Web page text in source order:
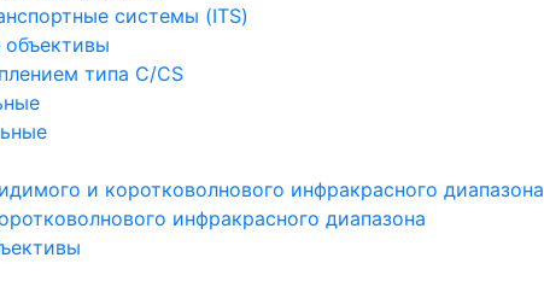
системы (ITS)
типа C/CS
и коротковолнового инфракрасного диапазона
инфракрасного диапазона